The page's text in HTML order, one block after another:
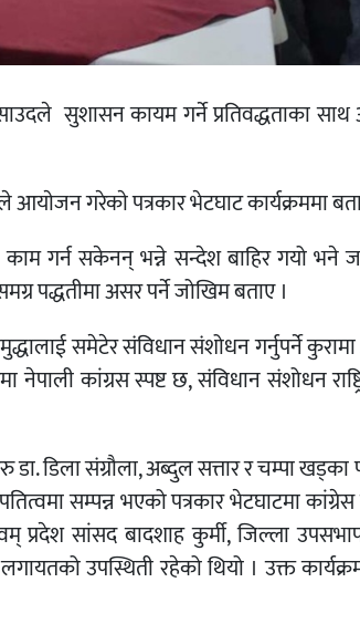
सुशासन कायम गर्ने प्रतिवद्धताका
गरेकाे पत्रकार भेटघाट कार्यक्रममा
गर्न सकेनन् भन्ने सन्देश बाहिर गयो भने
पद्धतीमा असर पर्ने जोखिम बताए ।
समेटेर संविधान संशोधन गर्नुपर्ने कुरामा
कांग्रस स्पष्ट छ, संविधान संशोधन
डिला संग्रौला, अब्दुल सत्तार र चम्पा
सम्पन्न भएको पत्रकार भेटघाटमा
प्रदेश सांसद बादशाह कुर्मी, जिल्ला
उपस्थिती रहेको थियो । उक्त